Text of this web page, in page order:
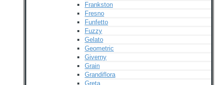
Frankston
Fresno
Funfetto
Fuzzy
Gelato
Geometric
Giverny
Grain
Grandiflora
Greta